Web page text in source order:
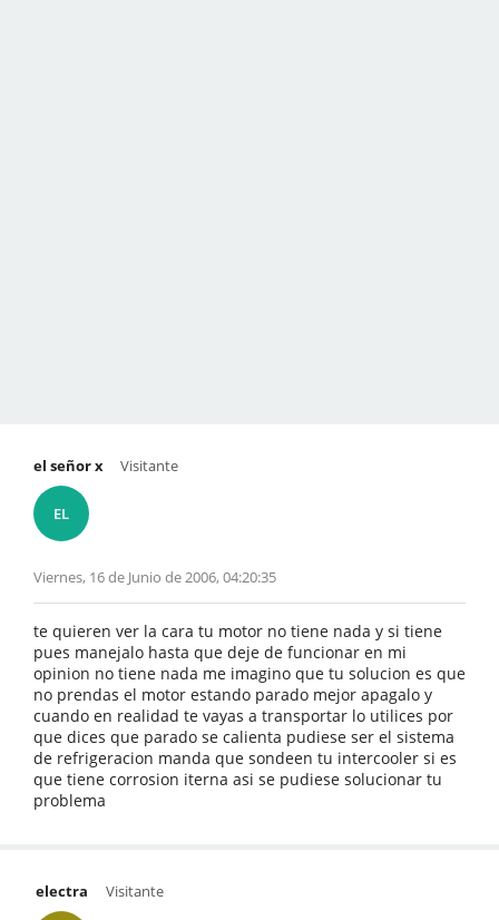
el señor x
EL
Visitante
Viernes, 16 de Junio de 2006, 04:20:35
te quieren ver la cara tu motor no tiene nada y si tiene
pues manejalo hasta que deje de funcionar en mi
opinion no tiene nada me imagino que tu solucion es que
no prendas el motor estando parado mejor apagalo y
cuando en realidad te vayas a transportar lo utilices por
que dices que parado se calienta pudiese ser el sistema
de refrigeracion manda que sondeen tu intercooler si es
que tiene corrosion iterna asi se pudiese solucionar tu
problema
electra Visitante